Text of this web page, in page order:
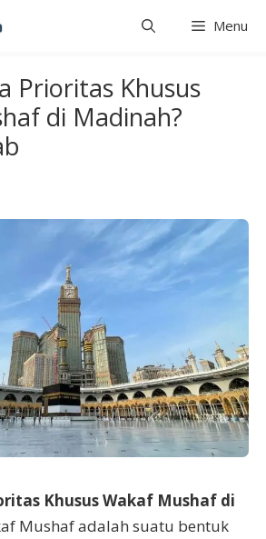
Menu
Prioritas Khusus
di Madinah?
Khusus Wakaf Mushaf di
Mushaf adalah suatu bentuk